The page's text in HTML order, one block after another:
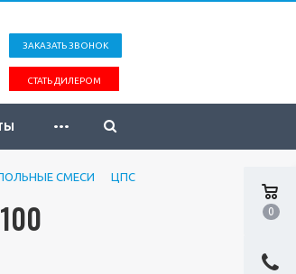
0
ЗАКАЗАТЬ ЗВОНОК
СТАТЬ ДИЛЕРОМ
...
СМЕСИ
ЦПС